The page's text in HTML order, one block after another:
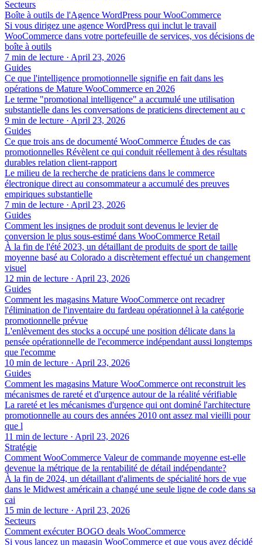
Secteurs
Boîte à outils de l'Agence WordPress pour WooCommerce
Si vous dirigez une agence WordPress qui inclut le travail
WooCommerce dans votre portefeuille de services, vos décisions de
boîte à outils
7 min de lecture · April 23, 2026
Guides
Ce que l'intelligence promotionnelle signifie en fait dans les
opérations de Mature WooCommerce en 2026
Le terme "promotional intelligence" a accumulé une utilisation
substantielle dans les conversations de praticiens directement au c
9 min de lecture · April 23, 2026
Guides
Ce que trois ans de documenté WooCommerce Études de cas
promotionnelles Révèlent ce qui conduit réellement à des résultats
durables relation client-rapport
Le milieu de la recherche de praticiens dans le commerce
électronique direct au consommateur a accumulé des preuves
empiriques substantielle
7 min de lecture · April 23, 2026
Guides
Comment les insignes de produit sont devenus le levier de
conversion le plus sous-estimé dans WooCommerce Retail
À la fin de l'été 2023, un détaillant de produits de sport de taille
moyenne basé au Colorado a discrètement effectué un changement
visuel
12 min de lecture · April 23, 2026
Guides
Comment les magasins Mature WooCommerce ont recadrer
l'élimination de l'inventaire du fardeau opérationnel à la catégorie
promotionnelle prévue
L'enlèvement des stocks a occupé une position délicate dans la
pensée opérationnelle de l'ecommerce indépendant aussi longtemps
que l'ecomme
10 min de lecture · April 23, 2026
Guides
Comment les magasins Mature WooCommerce ont reconstruit les
mécanismes de rareté et d'urgence autour de la réalité vérifiable
La rareté et les mécanismes d'urgence qui ont dominé l'architecture
promotionnelle au cours des années 2010 ont assez mal vieilli pour
que l
11 min de lecture · April 23, 2026
Stratégie
Comment WooCommerce Valeur de commande moyenne est-elle
devenue la métrique de la rentabilité de détail indépendante?
À la fin de 2024, un détaillant d'aliments de spécialité hors de vue
dans le Midwest américain a changé une seule ligne de code dans sa
cai
15 min de lecture · April 23, 2026
Secteurs
Comment exécuter BOGO deals WooCommerce
Si vous lancez un magasin WooCommerce et que vous avez décidé